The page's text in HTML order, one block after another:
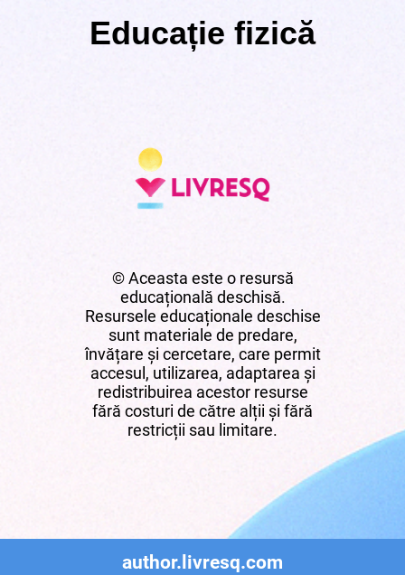
Educație fizică
© Aceasta este o resursă
educațională deschisă.
Resursele educaționale deschise
sunt materiale de predare,
învățare și cercetare, care permit
accesul, utilizarea, adaptarea și
redistribuirea acestor resurse
fără costuri de către alții și fără
restricții sau limitare.
author.livresq.com